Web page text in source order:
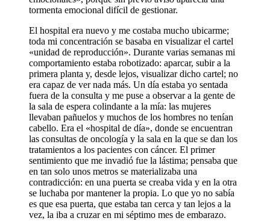
tormenta emocional difícil de gestionar.
El hospital era nuevo y me costaba mucho ubicarme;
toda mi concentración se basaba en visualizar el cartel
«unidad de reproducción». Durante varias semanas mi
comportamiento estaba robotizado: aparcar, subir a la
primera planta y, desde lejos, visualizar dicho cartel; no
era capaz de ver nada más. Un día estaba yo sentada
fuera de la consulta y me puse a observar a la gente de
la sala de espera colindante a la mía: las mujeres
llevaban pañuelos y muchos de los hombres no tenían
cabello. Era el «hospital de día», donde se encuentran
las consultas de oncología y la sala en la que se dan los
tratamientos a los pacientes con cáncer. El primer
sentimiento que me invadió fue la lástima; pensaba que
en tan solo unos metros se materializaba una
contradicción: en una puerta se creaba vida y en la otra
se luchaba por mantener la propia. Lo que yo no sabía
es que esa puerta, que estaba tan cerca y tan lejos a la
vez, la iba a cruzar en mi séptimo mes de embarazo.